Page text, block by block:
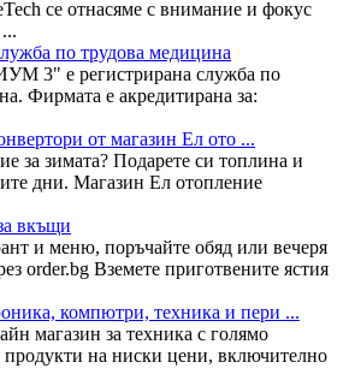
се отнасяме с внимание и фокус
по трудова медицина
3" е регистрирана служба по
Фирмата е акредитирана за:
от магазин Ел ото ...
за зимата? Подарете си топлина и
дни. Магазин Ел отопление
вкъщи
и меню, поръчайте обяд или вечеря
order.bg Вземете приготвените ястия
компютри, техника и пери ...
магазин за техника с голямо
продукти на ниски цени, включително